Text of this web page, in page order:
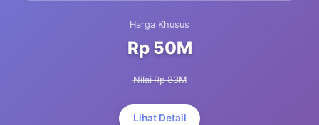
Harga Khusus
Rp 50M
Nilai Rp 83M
Lihat Detail